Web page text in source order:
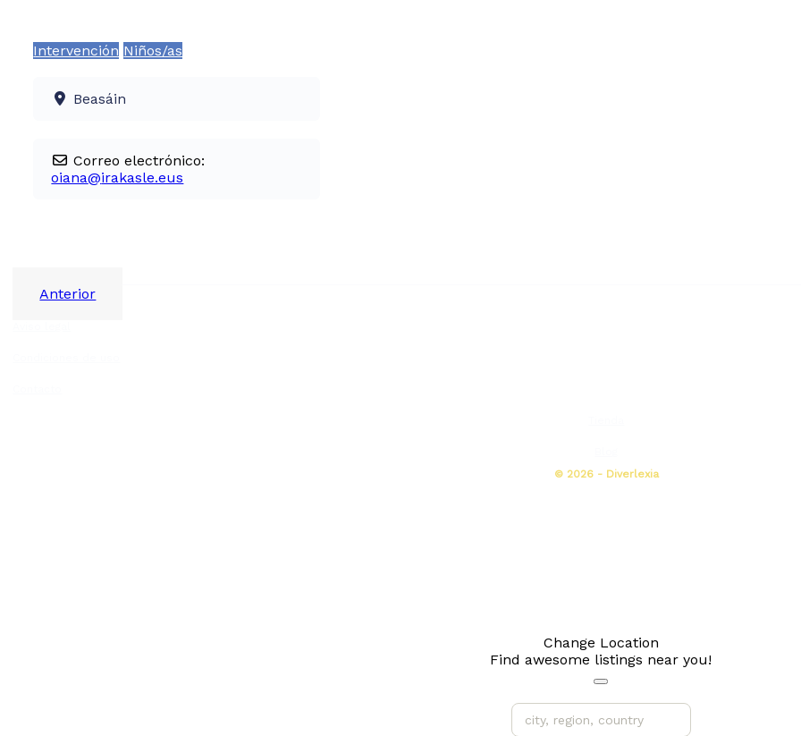
Intervención Niños/as
Beasáin
Correo electrónico:
oiana@irakasle.eus
Anterior
© 2026 - Diverlexia
Change Location
Find awesome listings near you!
Change Location